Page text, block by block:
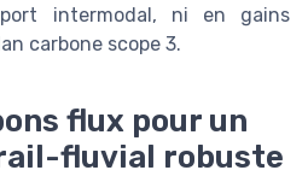
intermodal, ni en gains
carbone scope 3.
flux pour un
fluvial robuste